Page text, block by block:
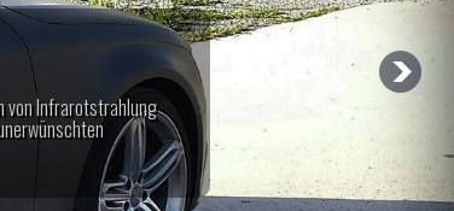
von Infrarotstrahlung